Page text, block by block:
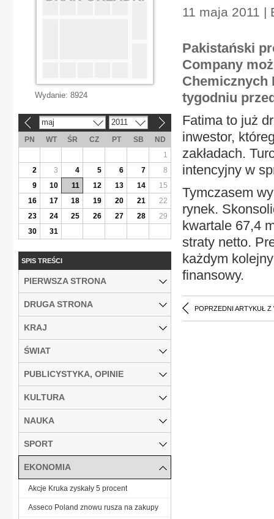
11 maja 2011 |
Pakistański
Company
Chemicznych
tygodniu
Fatima to już
inwestor,
zakładach.
intencyjny w
Tymczasem
rynek.
kwartale 67,4
straty netto.
każdym
finansowy.
POPRZEDNI ARTYKUŁ Z
Wydanie: 8924
maj 2011
PN WT ŚR CZ PT SB
ND
1
2
3 4 5 6 7
8
9
10 11 12 13 14
15
16
17 18 19 20 21
22
23
24 25 26 27 28
29
30
31
SPIS TREŚCI
PIERWSZA STRONA
DRUGA STRONA
KRAJ
ŚWIAT
PUBLICYSTYKA, OPINIE
KULTURA
NAUKA
SPORT
EKONOMIA
Akcje Kruka zyskały 5 procent
Asseco Poland znowu rusza na zakupy